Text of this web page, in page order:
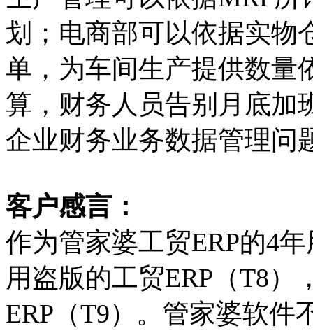
划；电商部可以依据实物
单，为车间生产提供数量
算，财务人员告别月底加
企业财务业务数据管理问
客户感言：
作为管家婆工贸ERP的4
用盗版的工贸ERP（T8
ERP（T9）。管家婆软件